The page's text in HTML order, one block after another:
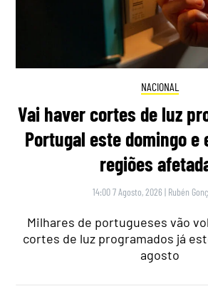
NACIONAL
Vai haver cortes de luz
Portugal este domingo e
regiões
14:00 7 Agosto, 2026 | Rubén
Milhares de portugueses vão
cortes de luz programados já
agosto